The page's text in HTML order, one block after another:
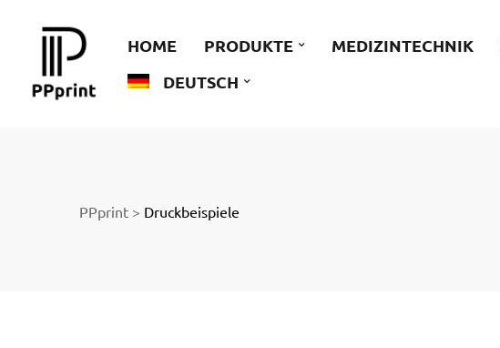
HOME PRODUKTE MEDIZINTECHNIK
DEUTSCH
PPprint > Druckbeispiele